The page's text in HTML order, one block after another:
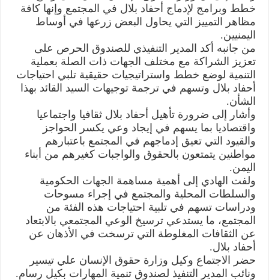
خطط وبرامج لإدماج أحفاد بلال في المجتمع وإنها كافة
مظاهر التمييز التي يحاول البعض زرعها في أوساط
اليمنيين.
من جانبه أكد المدير التنفيذي للصندوق الحرص على
تعزيز الشراكة مع مختلف الجهات ذات الصلة بعملية
التنمية لوضع خطط واستراتيجيات حقيقية تلبي احتياجات
أحفاد بلال وتسهم في ترجمة توجيهات السيد القائد بهذا
الشأن.
وأشار إلى ضرورة تأهيل أحفاد بلال ثقافيا واجتماعيا
واقتصاديا بما يسهم في إيجاد وعي يكسر الحواجز
والقيود التي تعيق إدماجهم في المجتمع باعتبارهم
مواطنين يتمتعون بالحقوق والواجبات كغيرهم من أبناء
اليمن.
ولفت الهادي إلى أهمية مساهمة الجهات الحكومية
والسلطات المحلية والمجتمع في إجراء مسوحات
ودراسات تسهم في تلبية احتياجات هذه الفئة من
المجتمع، ما يستدعي ترسيخ الوعي المجتمعي بالابتعاد
عن الثقافات المغلوطة التي ترسخت في الأذهان عن
أحفاد بلال.
حضر الاجتماع وكيل وزارة حقوق الإنسان علي تيسير
ونائب المدير التنفيذ لصندوق تنمية المهارات بكيل رسام.